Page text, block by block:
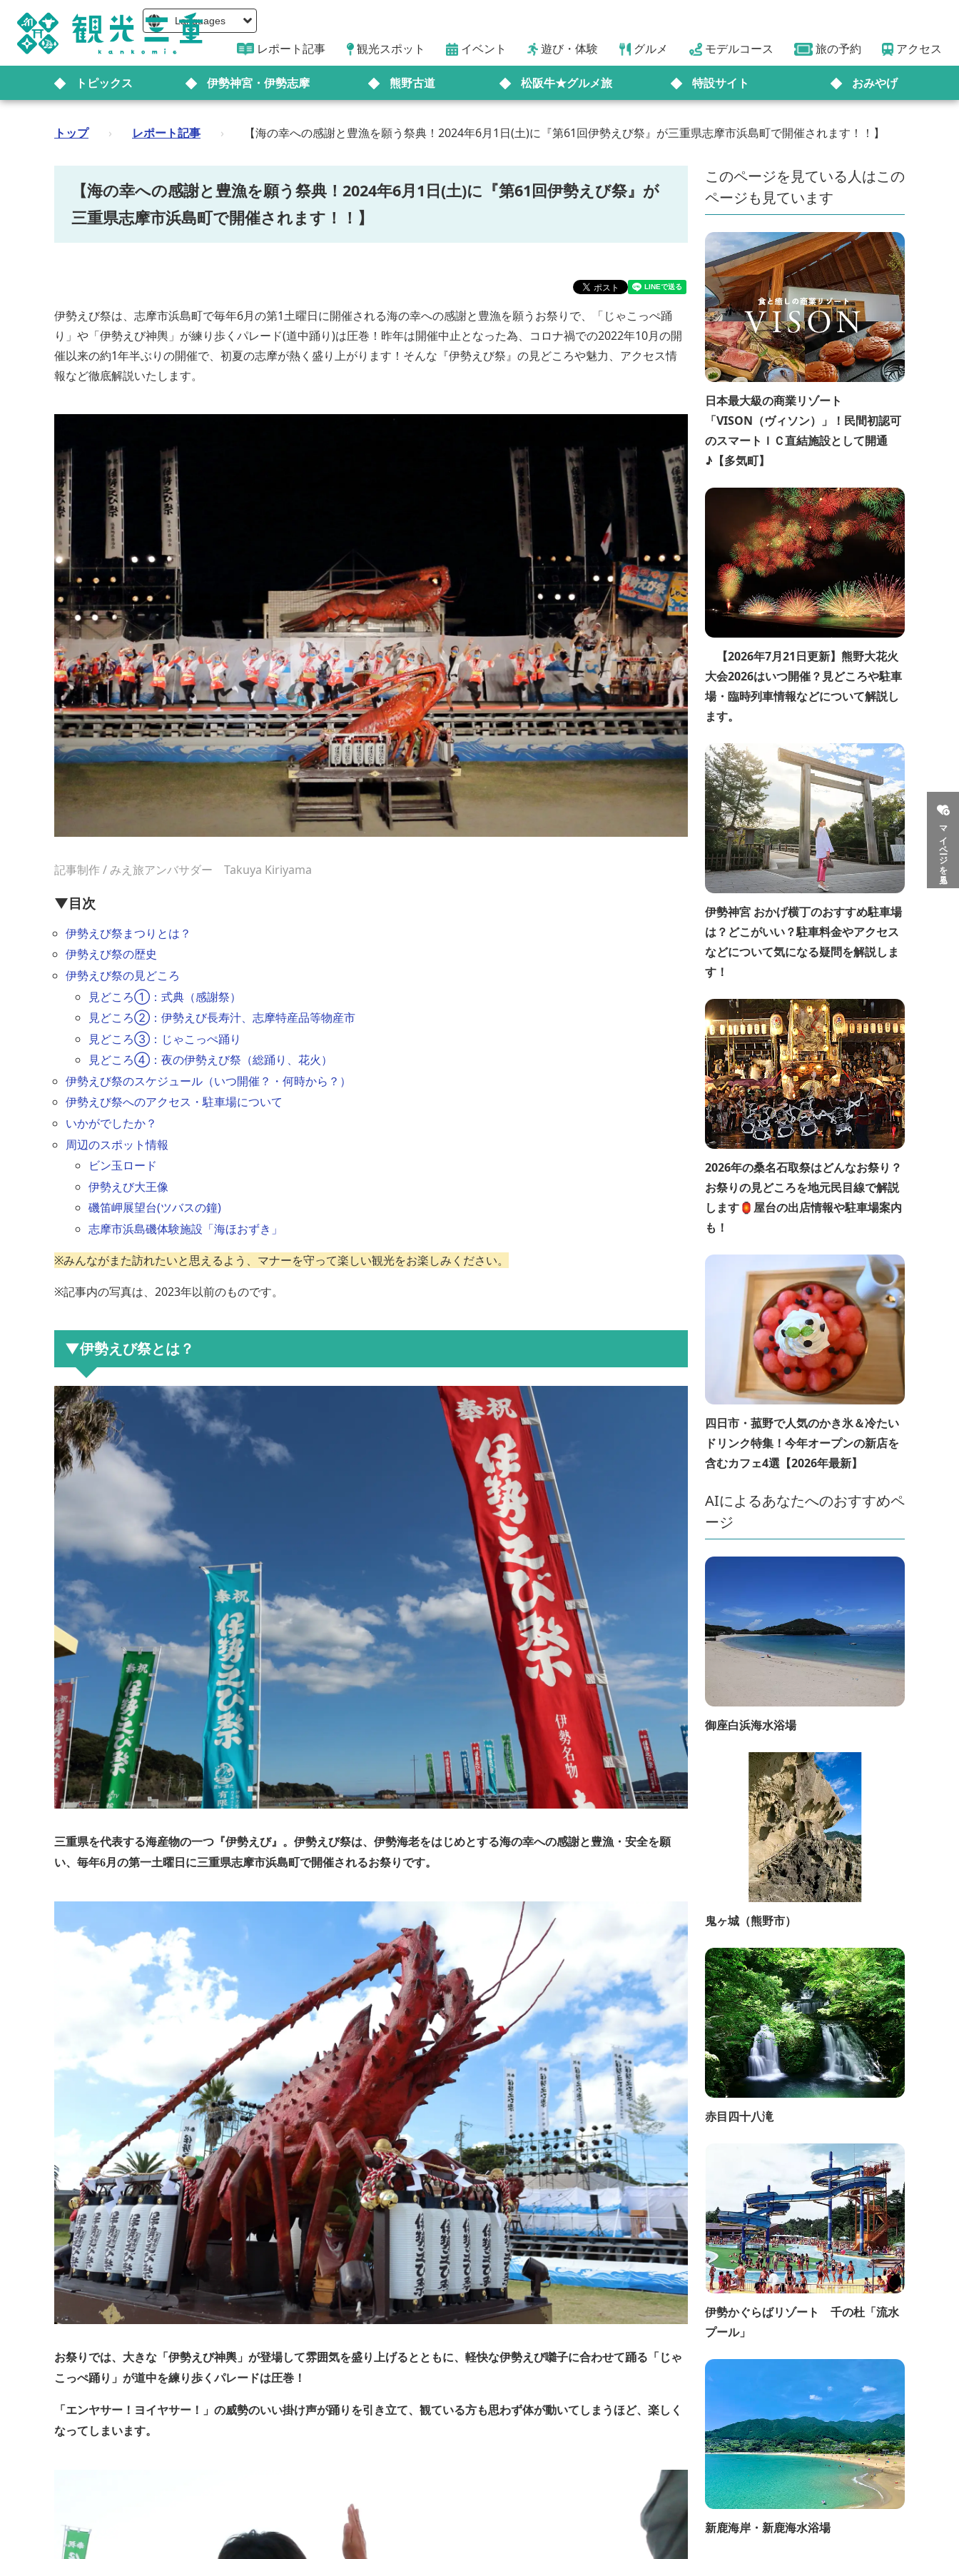
Languages
レポート記事 観光スポット イベント 遊び・体験 グルメ モデルコース 旅の予約 アクセス
トピックス 伊勢神宮・伊勢志摩 熊野古道 松阪牛★グルメ旅 特設サイト おみやげ
マイページを見る
トップ › レポート記事 › 【海の幸への感謝と豊漁を願う祭典！2024年6月1日(土)に『第61回伊勢えび祭』が三重県志摩市浜島町で開催されます！！】
【海の幸への感謝と豊漁を願う祭典！2024年6月1日(土)に『第61回伊勢えび祭』が
三重県志摩市浜島町で開催されます！！】
伊勢えび祭は、志摩市浜島町で毎年6月の第1土曜日に開催される海の幸への感謝と豊漁を願うお祭りで、「じゃこっぺ踊
り」や「伊勢えび神輿」が練り歩くパレード(道中踊り)は圧巻！昨年は開催中止となった為、コロナ禍での2022年10月の開
催以来の約1年半ぶりの開催で、初夏の志摩が熱く盛り上がります！そんな『伊勢えび祭』の見どころや魅力、アクセス情
報など徹底解説いたします。
記事制作 / みえ旅アンバサダー Takuya Kiriyama
▼目次
伊勢えび祭まつりとは？
伊勢えび祭の歴史
伊勢えび祭の見どころ
見どころ①：式典（感謝祭）
見どころ②：伊勢えび長寿汁、志摩特産品等物産市
見どころ③：じゃこっぺ踊り
見どころ④：夜の伊勢えび祭（総踊り、花火）
伊勢えび祭のスケジュール（いつ開催？・何時から？）
伊勢えび祭へのアクセス・駐車場について
いかがでしたか？
周辺のスポット情報
ビン玉ロード
伊勢えび大王像
磯笛岬展望台(ツバスの鐘)
志摩市浜島磯体験施設「海ほおずき」
※みんながまた訪れたいと思えるよう、マナーを守って楽しい観光をお楽しみください。
※記事内の写真は、2023年以前のものです。
▼伊勢えび祭とは？
三重県を代表する海産物の一つ『伊勢えび』。伊勢えび祭は、伊勢海老をはじめとする海の幸への感謝と豊漁・安全を願
い、毎年6月の第一土曜日に三重県志摩市浜島町で開催されるお祭りです。
お祭りでは、大きな「伊勢えび神輿」が登場して雰囲気を盛り上げるとともに、軽快な伊勢えび囃子に合わせて踊る「じゃ
こっぺ踊り」が道中を練り歩くパレードは圧巻！
「エンヤサー！ヨイヤサー！」の威勢のいい掛け声が踊りを引き立て、観ている方も思わず体が動いてしまうほど、楽しく
なってしまいます。
このページを見ている人はこの
ページも見ています
日本最大級の商業リゾート
「VISON（ヴィソン）」！民間初認可
のスマートＩＣ直結施設として開通
♪【多気町】
【2026年7月21日更新】熊野大花火
大会2026はいつ開催？見どころや駐車
場・臨時列車情報などについて解説し
ます。
伊勢神宮 おかげ横丁のおすすめ駐車場
は？どこがいい？駐車料金やアクセス
などについて気になる疑問を解説しま
す！
2026年の桑名石取祭はどんなお祭り？
お祭りの見どころを地元民目線で解説
します🏮屋台の出店情報や駐車場案内
も！
四日市・菰野で人気のかき氷＆冷たい
ドリンク特集！今年オープンの新店を
含むカフェ4選【2026年最新】
AIによるあなたへのおすすめペ
ージ
御座白浜海水浴場
鬼ヶ城（熊野市）
赤目四十八滝
伊勢かぐらばリゾート 千の杜「流水
プール」
新鹿海岸・新鹿海水浴場